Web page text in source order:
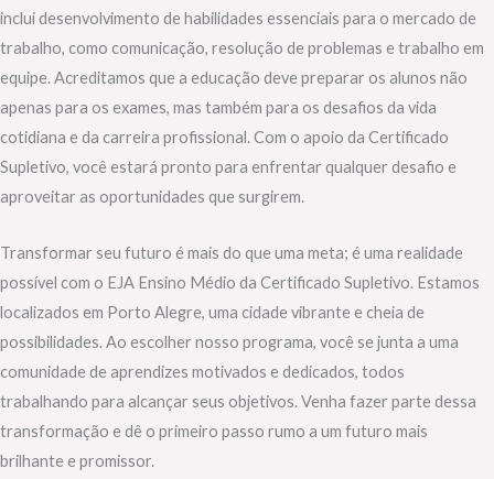
inclui desenvolvimento de habilidades essenciais para o mercado de
trabalho, como comunicação, resolução de problemas e trabalho em
equipe. Acreditamos que a educação deve preparar os alunos não
apenas para os exames, mas também para os desafios da vida
cotidiana e da carreira profissional. Com o apoio da Certificado
Supletivo, você estará pronto para enfrentar qualquer desafio e
aproveitar as oportunidades que surgirem.
Transformar seu futuro é mais do que uma meta; é uma realidade
possível com o EJA Ensino Médio da Certificado Supletivo. Estamos
localizados em Porto Alegre, uma cidade vibrante e cheia de
possibilidades. Ao escolher nosso programa, você se junta a uma
comunidade de aprendizes motivados e dedicados, todos
trabalhando para alcançar seus objetivos. Venha fazer parte dessa
transformação e dê o primeiro passo rumo a um futuro mais
brilhante e promissor.